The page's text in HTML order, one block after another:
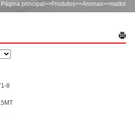
Página principal >>Produtos>>Aromas>>maltol
8